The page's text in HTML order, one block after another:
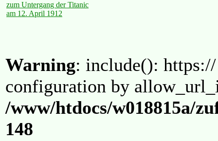
zum Untergang der Titanic
am 12. April 1912
Warning: include():
configuration by
/www/htdocs/w018815a/
148